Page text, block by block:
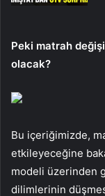
Peki matrah
olacak?
Bu içeriğimizde,
etkileyeceğine
modeli üzerinden
dilimlerinin